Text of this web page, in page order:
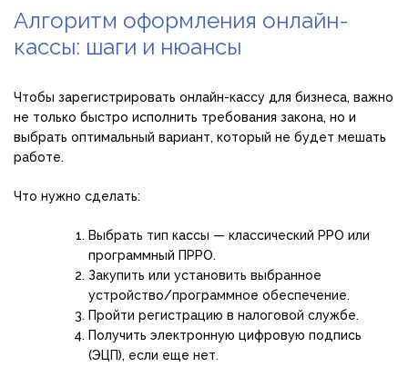
Алгоритм оформления онлайн-
кассы: шаги и нюансы
Чтобы зарегистрировать онлайн-кассу для бизнеса, важно
не только быстро исполнить требования закона, но и
выбрать оптимальный вариант, который не будет мешать
работе.
Что нужно сделать:
Выбрать тип кассы — классический РРО или
программный ПРРО.
Закупить или установить выбранное
устройство/программное обеспечение.
Пройти регистрацию в налоговой службе.
Получить электронную цифровую подпись
(ЭЦП), если еще нет.